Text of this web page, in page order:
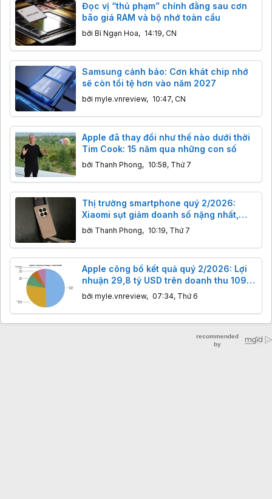
Đọc vị “thủ phạm” chính đằng sau cơn
bão giá RAM và bộ nhớ toàn cầu
bởi Bỉ Ngạn Hoa, 14:19, CN
Samsung cảnh báo: Cơn khát chip nhớ
sẽ còn tồi tệ hơn vào năm 2027
bởi myle.vnreview, 10:47, CN
Apple đã thay đổi như thế nào dưới thời
Tim Cook: 15 năm qua những con số
bởi Thanh Phong, 10:58, Thứ 7
Thị trường smartphone quý 2/2026:
Xiaomi sụt giảm doanh số nặng nhất,
Apple ‘ăn” nửa doanh thu toàn cầu
bởi Thanh Phong, 10:19, Thứ 7
Apple công bố kết quả quý 2/2026: Lợi
nhuận 29,8 tỷ USD trên doanh thu 109,4
tỷ USD
bởi myle.vnreview, 07:34, Thứ 6